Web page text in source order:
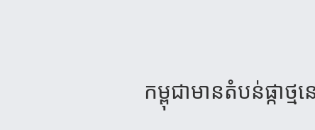
កម្ពុជា​​មាន​តំបន់​ផ្កា